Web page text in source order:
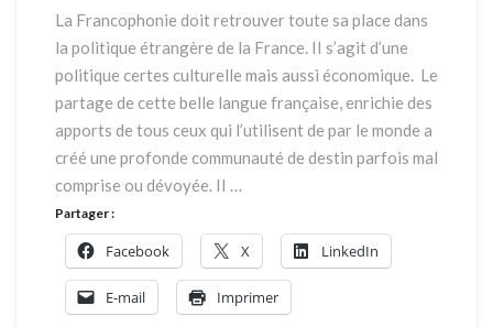
le
rayonnement
de
la
France
et
la
paix
dans
monde
La Francophonie doit retrouver toute sa place dans
la politique étrangère de la France. II s’agit d’une
politique certes culturelle mais aussi économique. Le
partage de cette belle langue française, enrichie des
apports de tous ceux qui l’utilisent de par le monde a
créé une profonde communauté de destin parfois mal
comprise ou dévoyée. II …
Partager :
Facebook X LinkedIn
E-mail Imprimer